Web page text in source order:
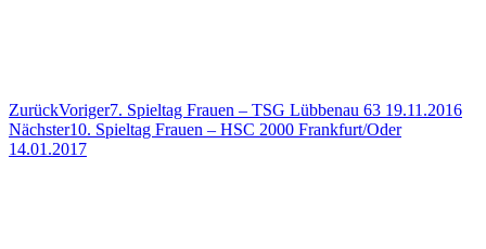
ZurückVoriger7. Spieltag Frauen – TSG Lübbenau 63 19.11.2016
Nächster10. Spieltag Frauen – HSC 2000 Frankfurt/Oder
14.01.2017